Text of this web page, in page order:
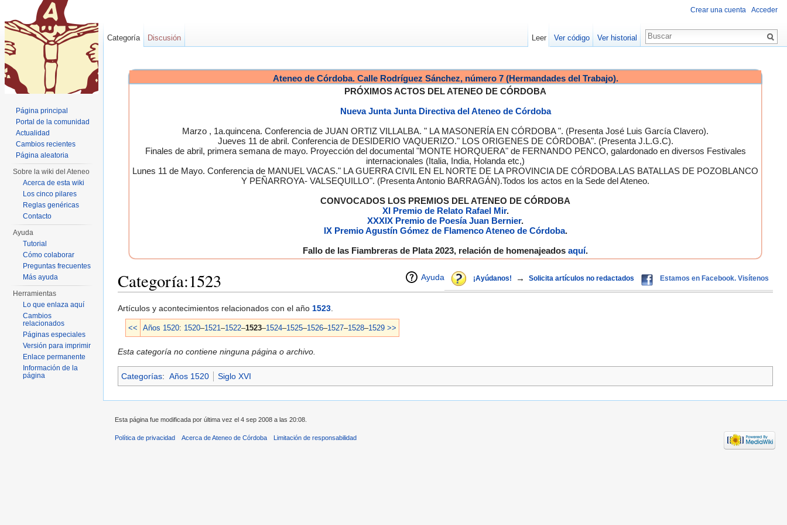
Ateneo de Córdoba. Calle Rodríguez Sánchez, número 7 (Hermandades del Trabajo).
PRÓXIMOS ACTOS DEL ATENEO DE CÓRDOBA
Nueva Junta Junta Directiva del Ateneo de Córdoba
Marzo , 1a.quincena. Conferencia de JUAN ORTIZ VILLALBA. " LA MASONERÍA EN CÓRDOBA ". (Presenta José Luis García Clavero).
Jueves 11 de abril. Conferencia de DESIDERIO VAQUERIZO." LOS ORIGENES DE CÓRDOBA". (Presenta J.L.G.C).
Finales de abril, primera semana de mayo. Proyección del documental "MONTE HORQUERA" de FERNANDO PENCO, galardonado en diversos Festivales
internacionales (Italia, India, Holanda etc,)
Lunes 11 de Mayo. Conferencia de MANUEL VACAS." LA GUERRA CIVIL EN EL NORTE DE LA PROVINCIA DE CÓRDOBA.LAS BATALLAS DE POZOBLANCO
Y PEÑARROYA- VALSEQUILLO". (Presenta Antonio BARRAGÁN).Todos los actos en la Sede del Ateneo.
CONVOCADOS LOS PREMIOS DEL ATENEO DE CÓRDOBA
XI Premio de Relato Rafael Mir.
XXXIX Premio de Poesía Juan Bernier.
IX Premio Agustín Gómez de Flamenco Ateneo de Córdoba.
Fallo de las Fiambreras de Plata 2023, relación de homenajeados aquí.
¡Ayúdanos! → Solicita artículos no redactados Estamos en Facebook. Visítenos
Ayuda
Categoría:1523
Artículos y acontecimientos relacionados con el año 1523.
<< Años 1520: 1520–1521–1522–1523–1524–1525–1526–1527–1528–1529 >>
Esta categoría no contiene ninguna página o archivo.
Categorías: Años 1520 Siglo XVI
Crear una cuenta Acceder
Categoría Discusión Leer Ver código Ver historial
Página principal
Portal de la comunidad
Actualidad
Cambios recientes
Página aleatoria
Sobre la wiki del Ateneo
Acerca de esta wiki
Los cinco pilares
Reglas genéricas
Contacto
Ayuda
Tutorial
Cómo colaborar
Preguntas frecuentes
Más ayuda
Herramientas
Lo que enlaza aquí
Cambios
relacionados
Páginas especiales
Versión para imprimir
Enlace permanente
Información de la
página
Esta página fue modificada por última vez el 4 sep 2008 a las 20:08.
Política de privacidad Acerca de Ateneo de Córdoba Limitación de responsabilidad